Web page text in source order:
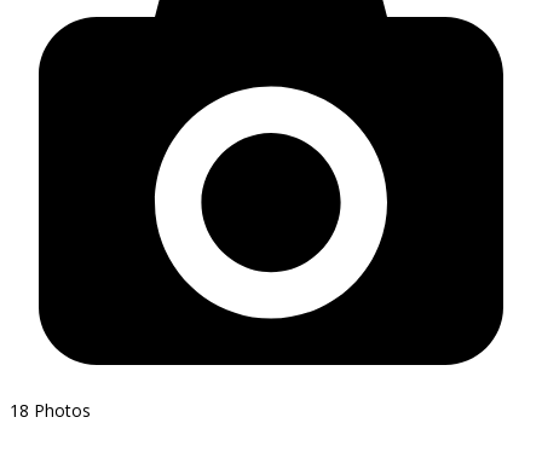
18 Photos